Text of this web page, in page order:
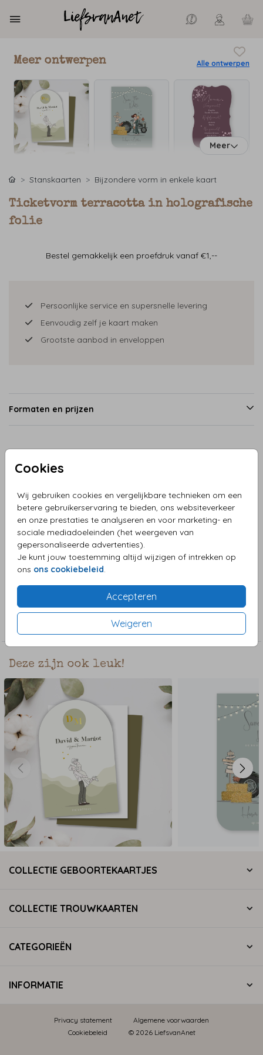
Cookies
Wij gebruiken cookies en vergelijkbare technieken om een
betere gebruikerservaring te bieden, ons websiteverkeer
en onze prestaties te analyseren en voor marketing- en
sociale mediadoeleinden (het weergeven van
gepersonaliseerde advertenties).
Je kunt jouw toestemming altijd wijzigen of intrekken op
ons ons cookiebeleid
Accepteren
Weigeren
Meer ontwerpen Alle ontwerpen
Meer
Stanskaarten Bijzondere vorm in enkele kaart
Ticketvorm terracotta in holografische
folie
Bestel gemakkelijk een proefdruk vanaf €1,--
Persoonlijke service en supersnelle levering
Eenvoudig zelf je kaart maken
Grootste aanbod in enveloppen
Formaten en prijzen
Ticketvorm terracotta in holografische folie is een uniek en
modern product dat perfect is voor een bruiloft of andere
speciale gelegenheid. Het ticket is bedrukt met
holografische folie, waardoor het holografisch effect
ontstaat. Dit maakt het ticket echt uniek en een echte eye-
catcher!
Toon meer
Collectie
Bijzondere vorm in enkele kaart
Deze zijn ook leuk!
COLLECTIE GEBOORTEKAARTJES
COLLECTIE TROUWKAARTEN
CATEGORIEËN
INFORMATIE
Privacy statement
Algemene voorwaarden
Cookiebeleid
© 2026 LiefsvanAnet